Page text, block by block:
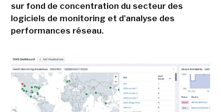
sur fond de concentration du secteur des
logiciels de monitoring et d'analyse des
performances réseau.